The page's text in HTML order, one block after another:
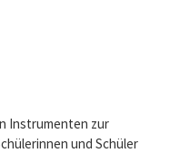
Instrumenten zur
und Schüler